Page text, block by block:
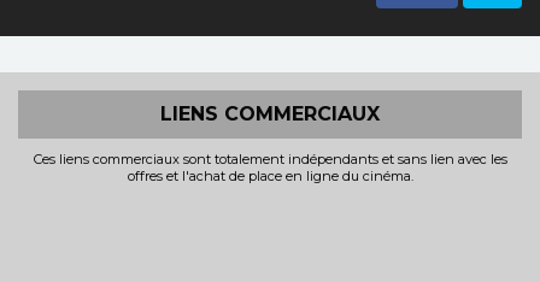
LIENS COMMERCIAUX
Ces liens commerciaux sont totalement indépendants et sans lien avec les
offres et l'achat de place en ligne du cinéma.